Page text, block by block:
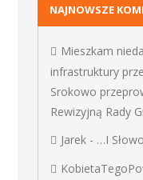
NAJNOWSZE
Mieszkam
infrastruktury
Srokowo
Rewizyjną Rady
Jarek- …I